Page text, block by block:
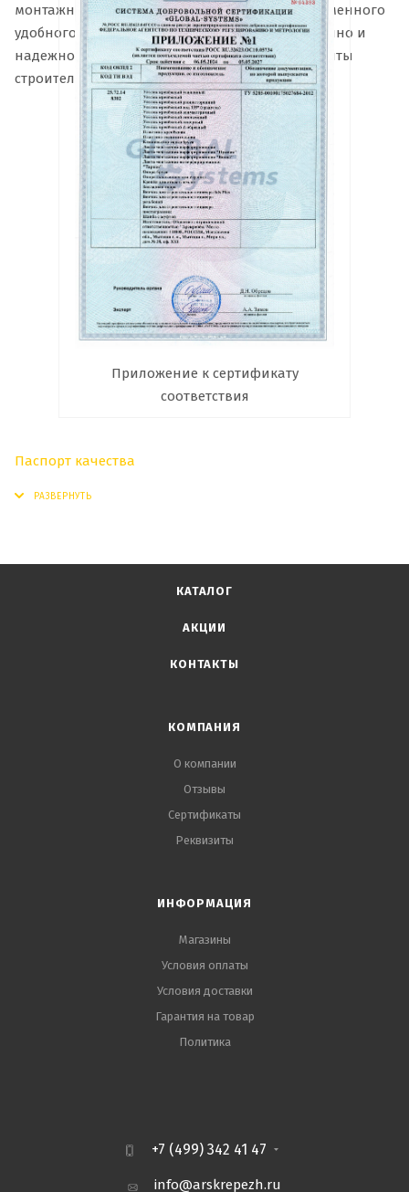
монтажная представляет собой образец современного
удобного крепежа, позволяющего быстро, прочно и
надежно закрепить разнообразнейшие элементы
строительных конструкций.
Приложение к сертификату
соответствия
Паспорт качества
КАТАЛОГ
АКЦИИ
КОНТАКТЫ
КОМПАНИЯ
О компании
Отзывы
Сертификаты
Реквизиты
ИНФОРМАЦИЯ
Магазины
Условия оплаты
Условия доставки
Гарантия на товар
Политика
+7 (499) 342 41 47
info@arskrepezh.ru